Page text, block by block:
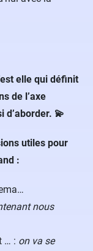
elle qui définit
de l’axe
d’aborder. 💫
utiles pour
:
nous
… : on va se